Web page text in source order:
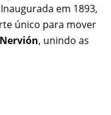
em 1893,
único para mover
, unindo as